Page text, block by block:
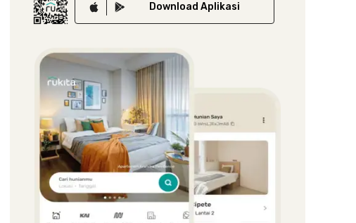
Download Aplikasi